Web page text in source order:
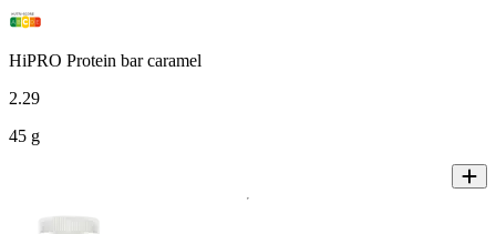
HiPRO Protein bar caramel
2.29
45 g